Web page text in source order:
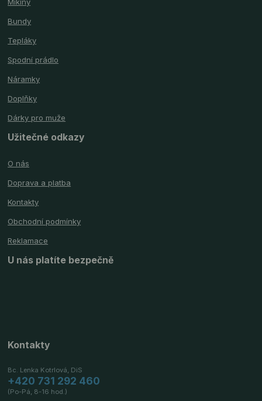
Bundy
Tepláky
Spodní prádlo
Náramky
Doplňky
Dárky pro muže
Užitečné odkazy
O nás
Doprava a platba
Kontakty
Obchodní podmínky
Reklamace
U nás platíte bezpečně
Kontakty
Bc. Lenka Kotrlová, DiS
+420 731 292 460
(Po-Pá, 8-16 hod.)